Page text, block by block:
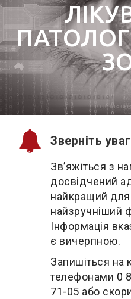
Зверніть
Зв’яжіться з
досвідчений
найкращий для
найзручніший
Інформація
є вичерпною.
Запишіться на
телефонами 0
71-05 або